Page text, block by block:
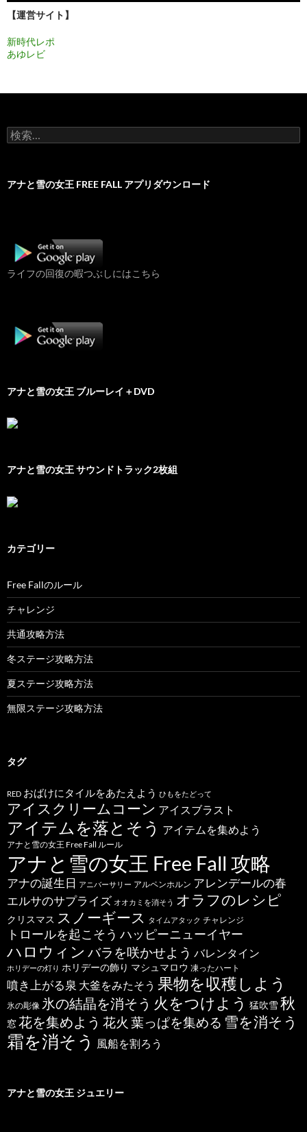
ョ
ン
【運営サイト】
新時代レポ
あゆレビ
検
索:
アナと雪の女王 FREE FALL アプリダウンロード
ライフの回復の暇つぶしにはこちら
アナと雪の女王 ブルーレイ＋DVD
アナと雪の女王 サウンドトラック2枚組
カテゴリー
Free Fallのルール
チャレンジ
共通攻略方法
冬ステージ攻略方法
夏ステージ攻略方法
無限ステージ攻略方法
タグ
RED おばけにタイルをあたえよう ひもをたどって
アイスクリームコーン アイスブラスト
アイテムを落とそう アイテムを集めよう
アナと雪の女王 Free Fall ルール
アナと雪の女王 Free Fall 攻略
アナの誕生日 アニバーサリー アルペンホルン アレンデールの春
エルサのサプライズ オオカミを消そう オラフのレシピ
クリスマス スノーギース タイムアタック チャレンジ
トロールを起こそう ハッピーニューイヤー
ハロウィン バラを咲かせよう バレンタイン
ホリデーの灯り ホリデーの飾り マシュマロウ 凍ったハート
噴き上がる泉 大釜をみたそう 果物を収穫しよう
氷の彫像 氷の結晶を消そう 火をつけよう 猛吹雪秋
窓花を集めよう 花火 葉っぱを集める 雪を消そう
霜を消そう 風船を割ろう
アナと雪の女王 ジュエリー